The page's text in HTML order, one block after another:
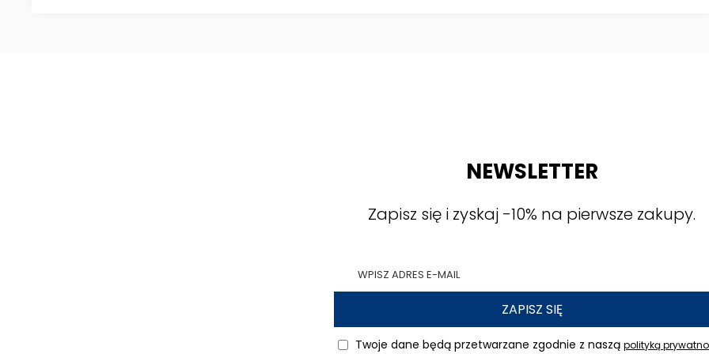
NEWSLETTER
Zapisz się i zyskaj -10% na pierwsze zakupy.
ZAPISZ SIĘ
Twoje dane będą przetwarzane zgodnie z naszą polityką